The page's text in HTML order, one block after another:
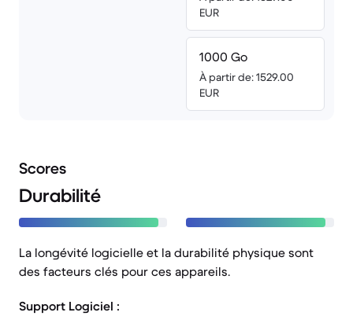
EUR
1000 Go
À partir de: 1529.00
EUR
Scores
Durabilité
La longévité logicielle et la durabilité physique sont
des facteurs clés pour ces appareils.
Support Logiciel :